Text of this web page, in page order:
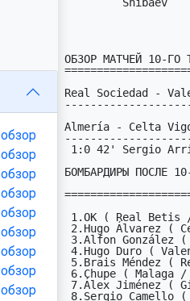
обзор
обзор
обзор
обзор
обзор
обзор
обзор
обзор
обзор
ОБЗОР МАТЧЕЙ 10-ГО
Real Sociedad -
Almería - Celta
БОМБАРДИРЫ ПОСЛЕ